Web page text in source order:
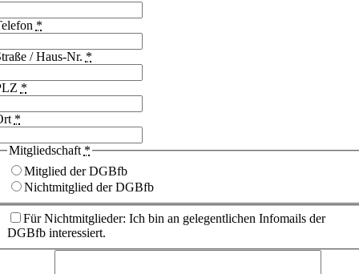
*
/ Haus-Nr. *
*
*
Mitgliedschaft *
Mitglied der DGBfb
Nichtmitglied der DGBfb
Für Nichtmitglieder: Ich bin an gelegentlichen Infomails der
DGBfb interessiert.